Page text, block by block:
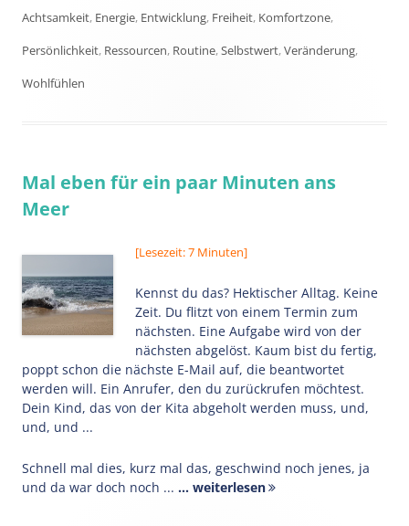
am
Achtsamkeit, Energie, Entwicklung, Freiheit, Komfortzone,
Persönlichkeit, Ressourcen, Routine,Selbstwert,Veränderung,
Wohlfühlen
Mal eben für ein paar Minuten ans
Meer
[Lesezeit: 7 Minuten]
Kennst du das? Hektischer Alltag. Keine
Zeit. Du flitzt von einem Termin zum
nächsten. Eine Aufgabe wird von der
nächsten abgelöst. Kaum bist du fertig,
poppt schon die nächste E-Mail auf, die beantwortet
werden will. Ein Anrufer, den du zurückrufen möchtest.
Dein Kind, das von der Kita abgeholt werden muss, und,
und, und ...
Schnell mal dies, kurz mal das, geschwind noch jenes, ja
und da war doch noch ... ... weiterlesen